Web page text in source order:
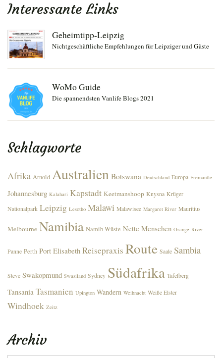
Interessante Links
Geheimtipp-Leipzig
Nichtgeschäftliche Empfehlungen für Leipziger und Gäste
WoMo Guide
Die spannendsten Vanlife Blogs 2021
Schlagworte
Afrika Arnold Australien Botswana Deutschland Europa Fremantle
Johannesburg Kalahari Kapstadt Keetmanshoop Knysna Krüger
Nationalpark Leipzig Lesotho Malawi Malawisee Margaret River Mauritius
Melbourne Namibia Namib Wüste Nette Menschen Orange-River
Panne Perth Port Elisabeth Reisepraxis Route Saale Sambia
Steve Swakopmund Swasiland Sydney Südafrika Tafelberg
Tansania Tasmanien Upington Wandern Weihnacht Weiße Elster
Windhoek Zeitz
Archiv